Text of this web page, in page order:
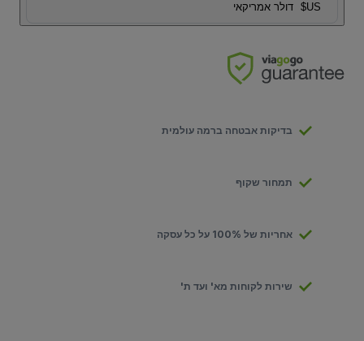
US$ דולר אמריקאי
בדיקות אבטחה ברמה עולמית
תמחור שקוף
אחריות של 100% על כל עסקה
שירות לקוחות מא' ועד ת'